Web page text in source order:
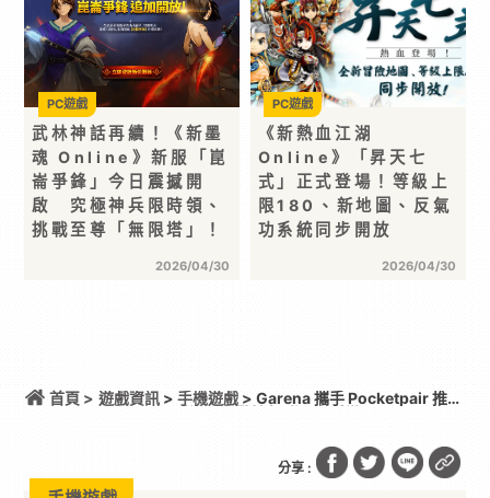
武林神話再續！《新墨
魂 Online》新服「崑
崙爭鋒」今日震撼開
啟 究極神兵限時領、
挑戰至尊「無限塔」！
2026/04/30
PC遊戲
《新熱血江湖
Online》「昇天七
式」正式登場！等級上
限180、新地圖、反氣
功系統同步開放
2026/04/30
PC遊戲
首頁 > 遊戲資訊> 手機遊戲> Garena 攜手 Pocketpair 推出
分享 :